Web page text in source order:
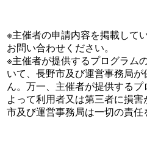
※主催者の申請内容を掲載して
お問い合わせください。
※主催者が提供するプログラム
いて、長野市及び運営事務局
ん。万一、主催者が提供する
よって利用者又は第三者に損
市及び運営事務局は一切の責任